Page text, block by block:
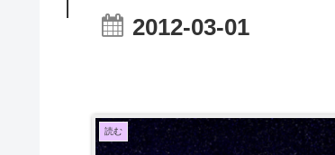
2012-03-01
読む